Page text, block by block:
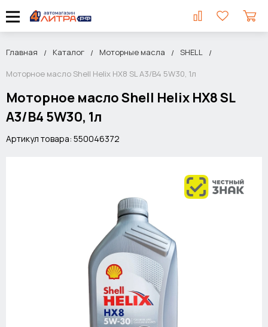
Главная Каталог Моторные масла
SHELL
Моторное масло Shell Helix HX8 SL A3/B4 5W30, 1л
Моторное масло Shell Helix HX8 SL
A3/B4 5W30, 1л
Артикул товара: 550046372